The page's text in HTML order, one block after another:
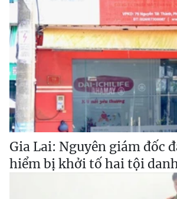
Gia Lai: Nguyên giám đốc
hiểm bị khởi tố hai tội